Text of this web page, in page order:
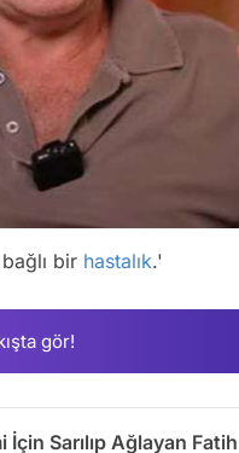
bir hastalık.'
gör!
İçin Sarılıp Ağlayan